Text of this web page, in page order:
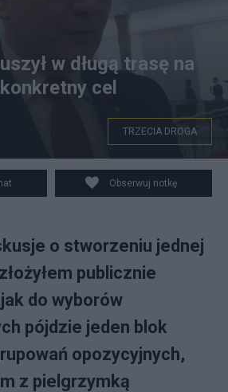
w długą trasę na
cel
TRZECIA DROGA
Obserwuj notkę
o stworzeniu jednej
publicznie
do wyborów
pójdzie jeden blok
opozycyjnych,
z pielgrzymką